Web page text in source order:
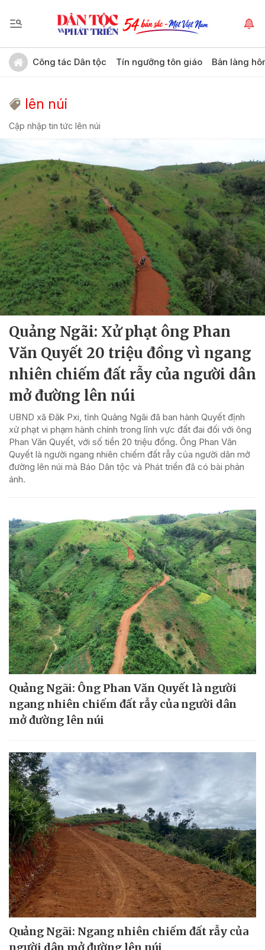
Công tác Dân tộc Tín ngưỡng tôn giáo Bản làng
lên núi
Cập nhập tin tức lên núi
Quảng Ngãi: Xử phạt ông Phan
Văn Quyết 20 triệu đồng vì ngang
nhiên chiếm đất rẫy của người dân
mở đường lên núi
UBND xã Đăk Pxi, tỉnh Quảng Ngãi đã ban hành Quyết định
xử phạt vi phạm hành chính trong lĩnh vực đất đai đối với ông
Phan Văn Quyết, với số tiền 20 triệu đồng. Ông Phan Văn
Quyết là người ngang nhiên chiếm đất rẫy của người dân mở
đường lên núi mà Báo Dân tộc và Phát triển đã có bài phản
ánh.
Quảng Ngãi: Ông Phan Văn Quyết là người
ngang nhiên chiếm đất rẫy của người dân
mở đường lên núi
Quảng Ngãi: Ngang nhiên chiếm đất rẫy của